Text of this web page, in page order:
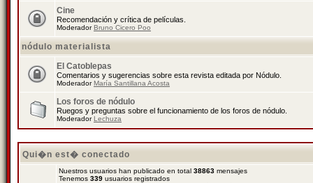
Cine
Recomendación y crítica de películas.
ModeradorBruno Cicero Poo
nódulo materialista
El Catoblepas
Comentarios y sugerencias sobre esta revista editada por Nódulo.
ModeradorMaría Santillana Acosta
Los foros de nódulo
Ruegos y preguntas sobre el funcionamiento de los foros de nódulo.
ModeradorLechuza
Qui�n est� conectado
Nuestros usuarios han publicado en total 38863 mensajes
Tenemos 339 usuarios registrados